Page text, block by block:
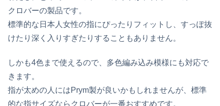
クロバーの製品です。
標準的な日本人女性の指にぴったりフィットし、すっぽ抜
けたり深く入りすぎたりすることもありません。
しかも4色まで使えるので、多色編み込み模様にも対応で
きます。
指が太めの人にはPrym製が良いかもしれませんが、標準
的な指サイズならクロバーが一番おすすめです。